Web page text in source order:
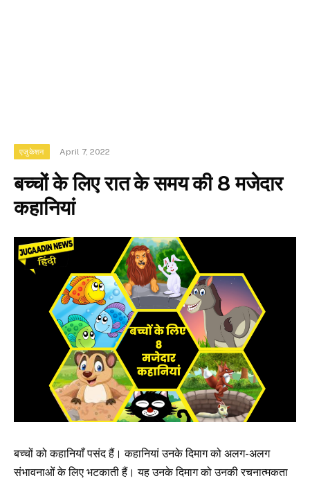
एजुकेशन April 7, 2022
बच्चों के लिए रात के समय की 8 मजेदार
कहानियां
बच्चों को कहानियाँ पसंद हैं। कहानियां उनके दिमाग को अलग-अलग
संभावनाओं के लिए भटकाती हैं। यह उनके दिमाग को उनकी रचनात्मकता